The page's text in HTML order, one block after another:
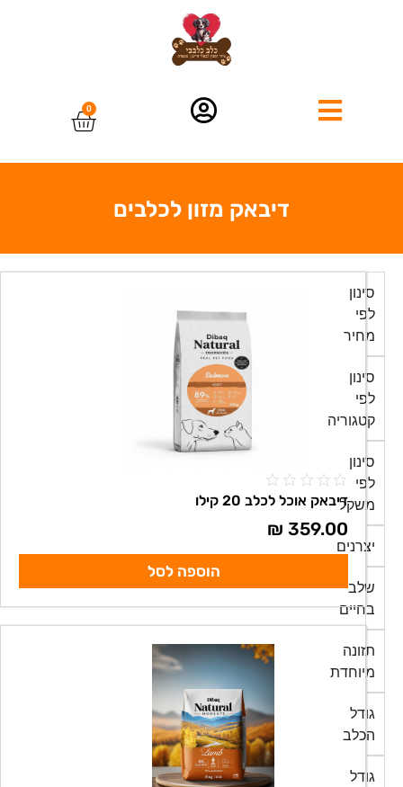
0
דיבאק מזון לכלבים
סינון
לפי
מחיר
סינון
לפי
קטגוריה
סינון
לפי
משקל
יצרנים
שלב
בחיים
תזונה
מיוחדת
גודל
הכלב
גודל
דיבאק אוכל לכלב 20 קילו
359.00
₪
הוספה לסל